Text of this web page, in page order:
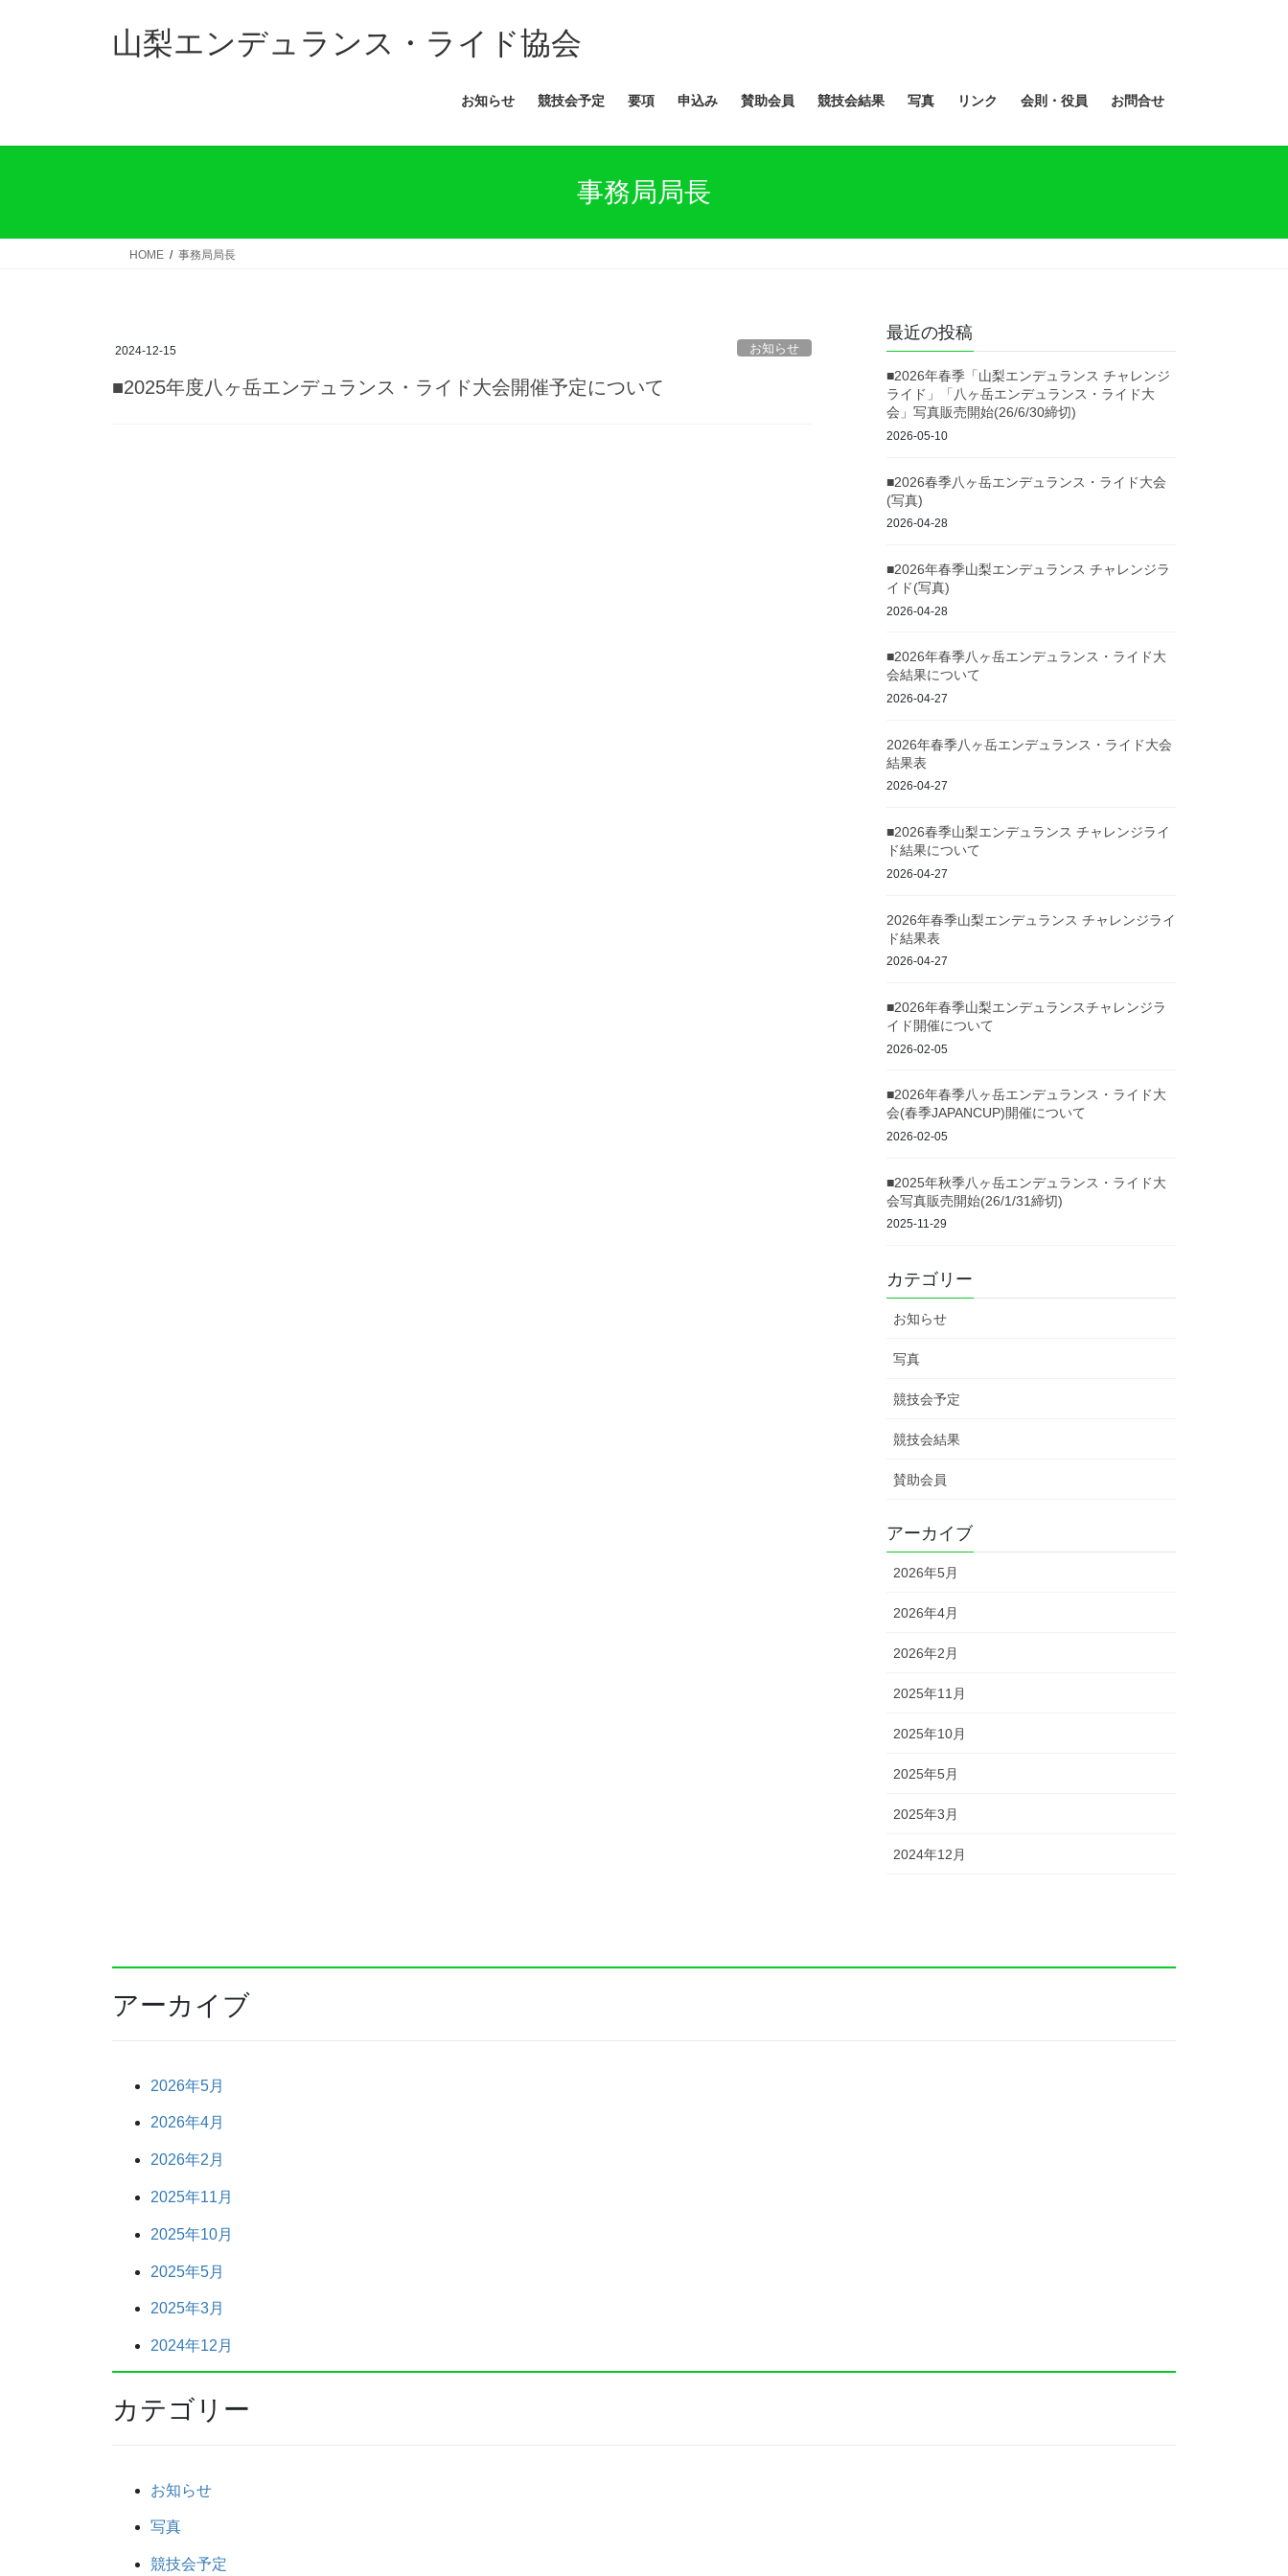
ス
ン
山梨エンデュランス・ライド協会
お知らせ 競技会予定 要項 申込み 賛助会員 競技会結果 写真 リンク 会則・役員 お問合せ
事務局局長
HOME 事務局局長
2024-12-15 お知らせ
■2025年度八ヶ岳エンデュランス・ライド大会開催予定について
最近の投稿
■2026年春季「山梨エンデュランス チャレンジ
ライド」「八ヶ岳エンデュランス・ライド大
会」写真販売開始(26/6/30締切)
2026-05-10
■2026春季八ヶ岳エンデュランス・ライド大会
(写真)
2026-04-28
■2026年春季山梨エンデュランス チャレンジラ
イド(写真)
2026-04-28
■2026年春季八ヶ岳エンデュランス・ライド大
会結果について
2026-04-27
2026年春季八ヶ岳エンデュランス・ライド大会
結果表
2026-04-27
■2026春季山梨エンデュランス チャレンジライ
ド結果について
2026-04-27
2026年春季山梨エンデュランス チャレンジライ
ド結果表
2026-04-27
■2026年春季山梨エンデュランスチャレンジラ
イド開催について
2026-02-05
■2026年春季八ヶ岳エンデュランス・ライド大
会(春季JAPANCUP)開催について
2026-02-05
■2025年秋季八ヶ岳エンデュランス・ライド大
会写真販売開始(26/1/31締切)
2025-11-29
カテゴリー
お知らせ
写真
競技会予定
競技会結果
賛助会員
アーカイブ
2026年5月
2026年4月
2026年2月
2025年11月
2025年10月
2025年5月
2025年3月
2024年12月
アーカイブ
2026年5月
2026年4月
2026年2月
2025年11月
2025年10月
2025年5月
2025年3月
2024年12月
カテゴリー
お知らせ
写真
競技会予定